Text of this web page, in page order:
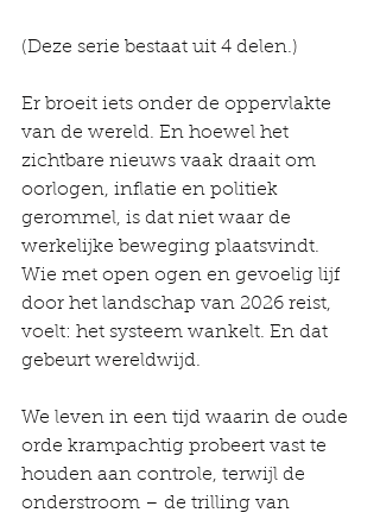
(Deze serie bestaat uit 4 delen.)
Er broeit iets onder de oppervlakte
van de wereld. En hoewel het
zichtbare nieuws vaak draait om
oorlogen, inflatie en politiek
gerommel, is dat niet waar de
werkelijke beweging plaatsvindt.
Wie met open ogen en gevoelig lijf
door het landschap van 2026 reist,
voelt: het systeem wankelt. En dat
gebeurt wereldwijd.
We leven in een tijd waarin de oude
orde krampachtig probeert vast te
houden aan controle, terwijl de
onderstroom – de trilling van